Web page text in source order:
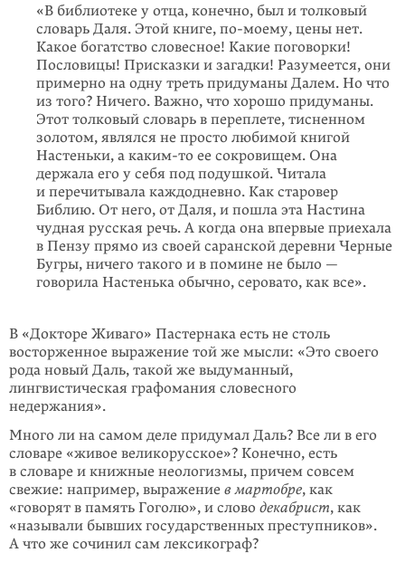
«В библиотеке у отца, конечно, был и толковый
словарь Даля. Этой кни­ге, по-моему, цены нет.
Какое богатство словесное! Какие поговорки!
Пословицы! Присказки и загадки! Разумеется, они
примерно на одну треть придуманы Далем. Но что
из того? Ничего. Важно, что хорошо придуманы.
Этот толковый словарь в переплете, тисненном
золотом, являлся не просто любимой книгой
Настеньки, а каким-то ее сокро­вищем. Она
держала его у себя под подушкой. Читала
и перечитывала каждодневно. Как старовер
Библию. От него, от Даля, и пошла эта Настина
чудная русская речь. А когда она впервые приехала
в Пензу прямо из своей саранской деревни Черные
Бугры, ничего такого и в помине не было —
говорила Настенька обычно, серовато, как все».
В «Докторе Живаго» Пастернака есть не столь
восторженное выражение той же мысли: «Это своего
рода новый Даль, такой же выдуманный,
лингвистическая графомания словесного
недержания».
Много ли на самом деле придумал Даль? Все ли в его
словаре «живое велико­русское»? Конечно, есть
в словаре и книжные неологизмы, причем совсем
свежие: например, выражение в мартобре, как
«говорят в память Гоголю», и слово декабрист, как
«называли бывших государственных преступников».
А что же сочинил сам лексикограф?